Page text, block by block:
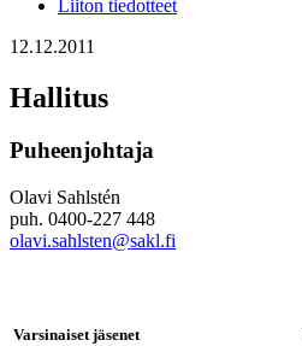
Liiton tiedotteet
12.12.2011
Hallitus
Puheenjohtaja
Olavi Sahlstén
puh. 0400-227 448
olavi.sahlsten@sakl.fi
Varsinaiset jäsenet